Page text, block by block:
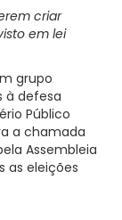
criar
em lei
grupo
à defesa
Público
a chamada
Assembleia
as eleições